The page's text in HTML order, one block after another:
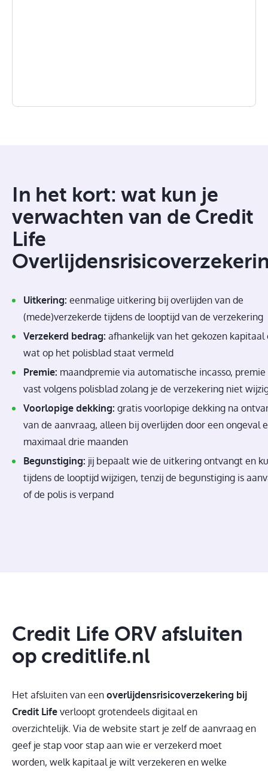
In het kort: wat kun je
verwachten van de Credit
Life
Uitkering: eenmalige uitkering bij overlijden van de
(mede)verzekerde tijdens de looptijd van de verzekering
Verzekerd bedrag: afhankelijk van het gekozen kapitaal
wat op het polisblad staat vermeld
Premie: maandpremie via automatische incasso,
vast volgens polisblad zolang je de verzekering niet
Voorlopige dekking: gratis voorlopige dekking na
van de aanvraag, alleen bij overlijden door een ongeval
maximaal drie maanden
Begunstiging: jij bepaalt wie de uitkering ontvangt en
tijdens de looptijd wijzigen, tenzij de begunstiging is
of de polis is verpand
Credit Life ORV afsluiten
op creditlife.nl
Het afsluiten van een overlijdensrisicoverzekering bij
Credit Life verloopt grotendeels digitaal en
overzichtelijk. Via de website start je zelf de aanvraag en
geef je stap voor stap aan wie er verzekerd moet
worden, welk kapitaal je wilt verzekeren en welke